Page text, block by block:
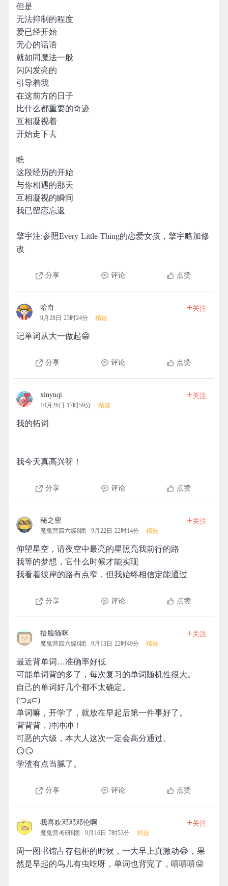
但是
无法抑制的程度
爱已经开始
无心的话语
就如同魔法一般
闪闪发亮的
引导着我
在这前方的日子
比什么都重要的奇迹
互相凝视着
开始走下去
瞧
这段经历的开始
与你相遇的那天
互相凝视的瞬间
我已留恋忘返
擎宇注:参照Every Little Thing的恋爱女孩，擎宇略加修
改
分享 评论 点赞
哈奇
9月28日 23时24分 精选
+关注
记单词从大一做起😁
分享 评论 点赞
xinyuqi
10月26日 17时59分 精选
+关注
我的拓词
我今天真高兴呀！
分享 评论 点赞
秘之密
魔鬼营四六级8团 9月22日 22时14分 精选
+关注
仰望星空，请夜空中最亮的星照亮我前行的路
我等的梦想，它什么时候才能实现
我看着彼岸的路有点窄，但我始终相信定能通过
分享 评论 点赞
捂脸猫咪
魔鬼营四六级6团 9月13日 22时49分 精选
+关注
最近背单词…准确率好低
可能单词背的多了，每次复习的单词随机性很大。
自己的单词好几个都不太确定。
(つд⊂)
单词嘛，开学了，就放在早起后第一件事好了。
背背背，冲冲冲！
可恶的六级，本大人这次一定会高分通过。
😏😏
学渣有点当腻了。
分享 评论 点赞
我喜欢邓邓邓伦啊
魔鬼营考研8团 9月16日 7时53分 精选
+关注
周一图书馆占存包柜的时候，一大早上真激动😂，果
然是早起的鸟儿有虫吃呀，单词也背完了，嘻嘻嘻😜